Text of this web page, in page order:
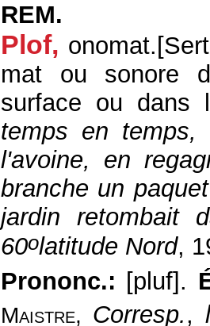
REM.
Plof, onomat.
mat ou sonore
surface ou dans
temps en temps,
l'avoine, en
branche un
jardin retombait
60olatitude Nord,
Prononc.: [pluf].
Maistre, Corresp.,